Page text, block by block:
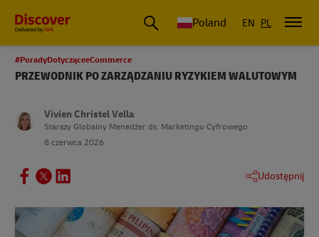
Poland EN PL
#PoradyDotycząceeCommerce
PRZEWODNIK PO ZARZĄDZANIU RYZYKIEM WALUTOWYM
Vivien Christel Vella
Starszy Globalny Menedżer ds. Marketingu Cyfrowego
8 czerwca 2026
Udostępnij